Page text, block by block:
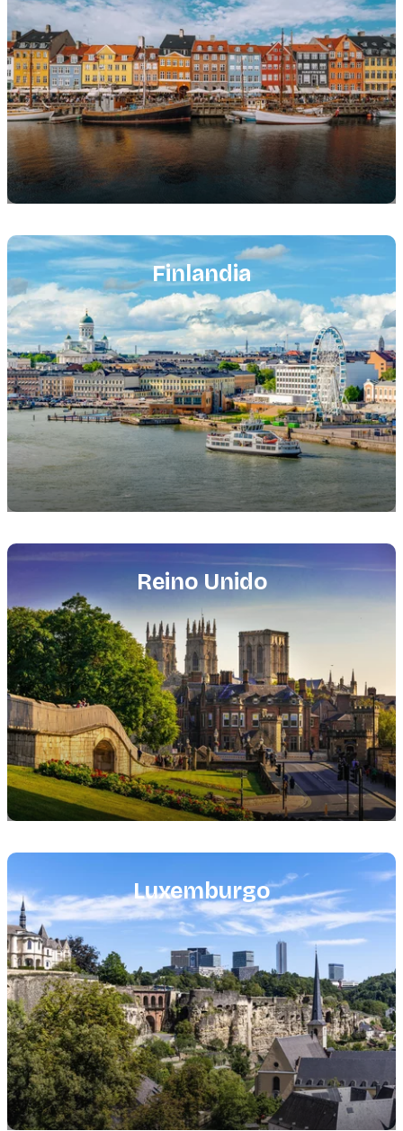
Finlandia
Featured
image
Reino Unido
Featured
Luxemburgo
Featured
image